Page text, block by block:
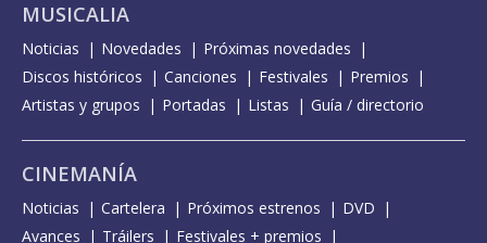
MUSICALIA
Noticias Novedades
Próximas novedades
Discos históricos
Canciones Festivales
Premios
Artistas y grupos
Portadas Listas Guía / directorio
CINEMANÍA
Noticias Cartelera Próximos estrenos
DVD
Avances
Tráilers Festivales + premios